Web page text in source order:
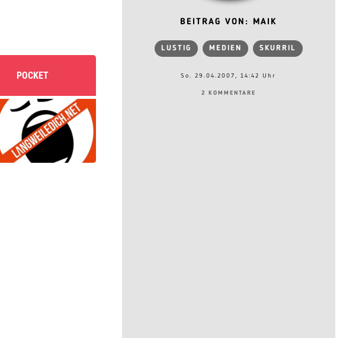
POCKET
BEITRAG VON: MAIK
LUSTIG MEDIEN SKURRIL
So. 29.04.2007, 14:42 Uhr
2 KOMMENTARE